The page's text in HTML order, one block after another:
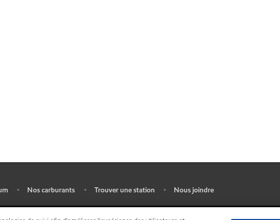
• Nos carburants • Trouver une station • Nous joindre